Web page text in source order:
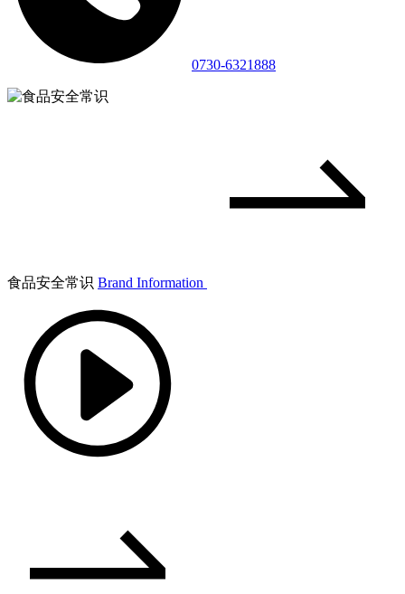
0730-6321888
食品安全常识 Brand Information